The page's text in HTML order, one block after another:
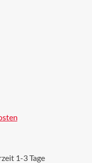
1-3 Tage